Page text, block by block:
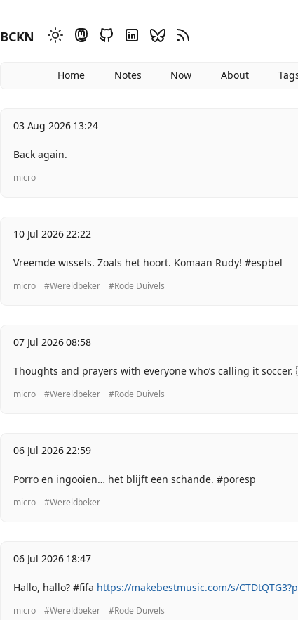
BCKN
Home Notes Now About
03 Aug 2026 13:24
Back again.
micro
10 Jul 2026 22:22
Vreemde wissels. Zoals het hoort. Komaan Rudy! #espbel
micro #Wereldbeker #Rode Duivels
07 Jul 2026 08:58
Thoughts and prayers with everyone who’s calling it
micro #Wereldbeker #Rode Duivels
06 Jul 2026 22:59
Porro en ingooien… het blijft een schande. #poresp
micro #Wereldbeker
06 Jul 2026 18:47
Hallo, hallo? #fifa https://makebestmusic.com/s/
micro #Wereldbeker #Rode Duivels